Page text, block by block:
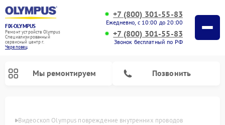
FIX-OLYMPUS
Ремонт устройств Olympus
Специализированный
cервисный центр г.
Череповец
+7 (800) 301-55-83
Ежедневно, с 10:00 до 20:00
+7 (800) 301-55-83
Звонок бесплатный по РФ
Мы ремонтируем Позвонить
Видеоскоп Olympus повреждение внутренних проводов